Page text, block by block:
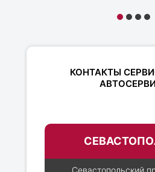
КОНТАКТЫ
Севастопольский